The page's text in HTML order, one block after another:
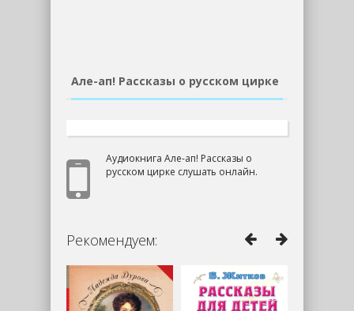
Але-ап! Рассказы о русском цирке
Аудиокнига Але-ап! Рассказы о
русском цирке слушать онлайн.
Рекомендуем: